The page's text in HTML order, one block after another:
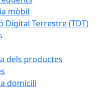
mòbil
Digital Terrestre (TDT)
dels productes
domicili